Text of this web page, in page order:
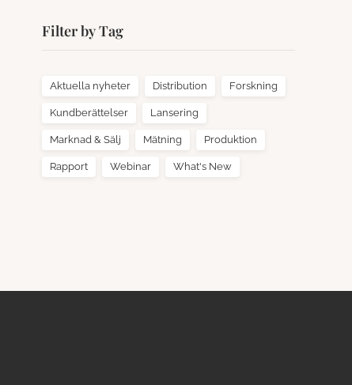
Filter by Tag
Aktuella nyheter Distribution Forskning
Kundberättelser Lansering
Marknad & Sälj Mätning Produktion
Rapport Webinar What's New